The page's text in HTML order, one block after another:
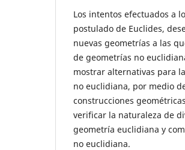
Los intentos efectuados a
postulado de Euclides,
nuevas geometrías a las
de geometrías no
mostrar alternativas para
no euclidiana, por medio
construcciones
verificar la naturaleza de
geometría euclidiana y
no euclidiana.